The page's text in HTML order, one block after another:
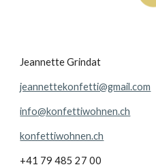
Jeannette Grindat
jeannettekonfetti@gmail.com
info@konfettiwohnen.ch
konfettiwohnen.ch
+41 79 485 27 00